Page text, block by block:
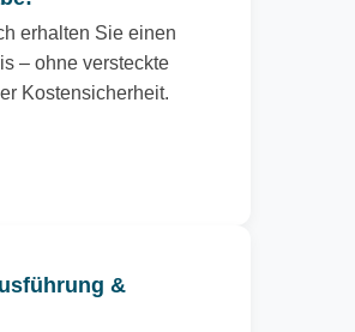
erhalten Sie einen
– ohne versteckte
Kostensicherheit.
&